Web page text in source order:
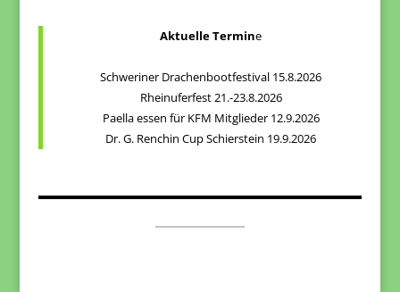
Aktuelle Termine
Schweriner Drachenbootfestival 15.8.2026
Rheinuferfest 21.-23.8.2026
Paella essen für KFM Mitglieder 12.9.2026
Dr. G. Renchin Cup Schierstein 19.9.2026